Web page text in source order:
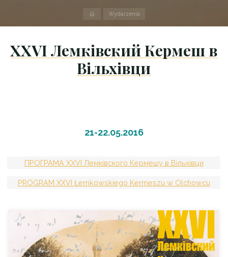
StronaWydarzenia
XXVI Лемківский Кeрмеш в
Вільхівци
21-22.05.2016
ПРОГРАМА ХХVI Лемківского Кермешу в Вільхівци
PROGRAM XXVI Łemkowskiego Kermeszu w Olchowcu